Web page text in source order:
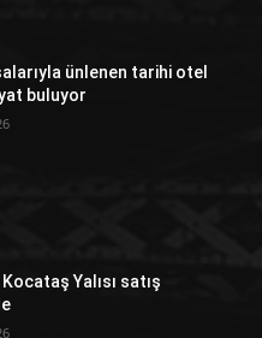
ünlenen tarihi otel
buluyor
Yalısı satış